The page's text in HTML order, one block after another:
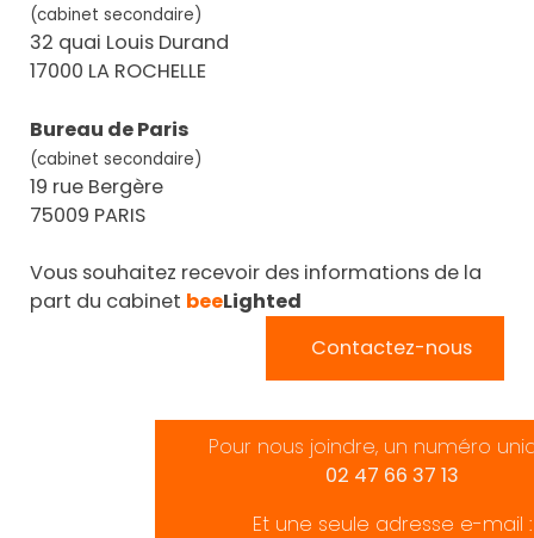
(cabinet secondaire)
32 quai Louis Durand
17000 LA ROCHELLE
Bureau de Paris
(cabinet secondaire)
19 rue Bergère
75009 PARIS
Vous souhaitez recevoir des informations de la
part du cabinet beeLighted
Contactez-nous
Pour nous joindre, un numéro
02 47 66 37 13
Et une seule adresse e-mail :